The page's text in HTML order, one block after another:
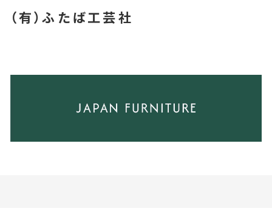
（有）ふたば工芸社